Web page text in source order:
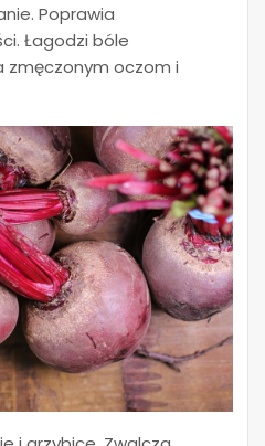
Poprawia
Łagodzi bóle
zmęczonym oczom i